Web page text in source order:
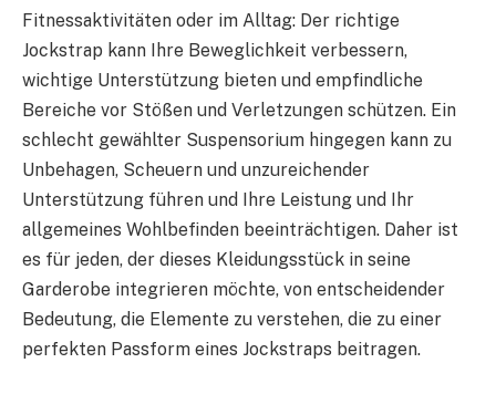
Fitnessaktivitäten oder im Alltag: Der richtige
Jockstrap kann Ihre Beweglichkeit verbessern,
wichtige Unterstützung bieten und empfindliche
Bereiche vor Stößen und Verletzungen schützen. Ein
schlecht gewählter Suspensorium hingegen kann zu
Unbehagen, Scheuern und unzureichender
Unterstützung führen und Ihre Leistung und Ihr
allgemeines Wohlbefinden beeinträchtigen. Daher ist
es für jeden, der dieses Kleidungsstück in seine
Garderobe integrieren möchte, von entscheidender
Bedeutung, die Elemente zu verstehen, die zu einer
perfekten Passform eines Jockstraps beitragen.